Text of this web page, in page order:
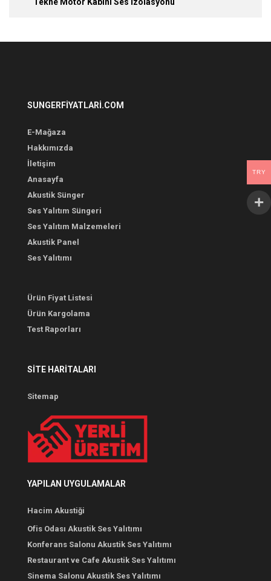
SUNGERFIYATLARI.COM
E-Mağaza
Hakkımızda
İletişim
Anasayfa
Akustik Sünger
Ses Yalıtım Süngeri
Ses Yalıtım Malzemeleri
Akustik Panel
Ses Yalıtımı
Ürün Fiyat Listesi
Ürün Kargolama
Test Raporları
SITE HARITALARI
Sitemap
YAPILAN UYGULAMALAR
Hacim Akustiği
Ofis Odası Akustik Ses Yalıtımı
Konferans Salonu Akustik Ses Yalıtımı
Restaurant ve Cafe Akustik Ses Yalıtımı
Sinema Salonu Akustik Ses Yalıtımı
TRY